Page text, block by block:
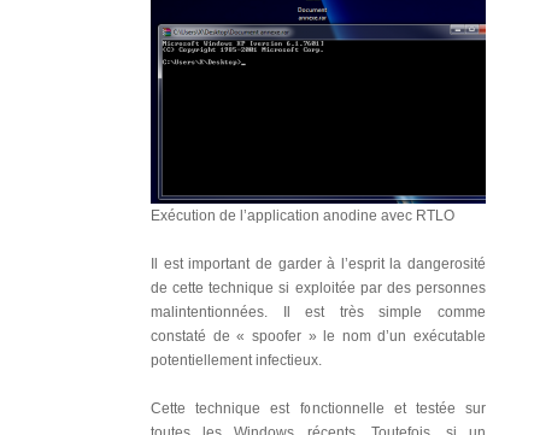
Exécution de l’application anodine avec RTLO
Il est important de garder à l’esprit la dangerosité
de cette technique si exploitée par des personnes
malintentionnées. Il est très simple comme
constaté de « spoofer » le nom d’un exécutable
potentiellement infectieux.
Cette technique est fonctionnelle et testée sur